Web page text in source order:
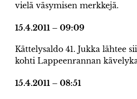
vielä väsymisen merkkejä.
15.4.2011 – 09:09
Kättelysaldo 41. Jukka lähtee
kohti Lappeenrannan
15.4.2011 – 08:51